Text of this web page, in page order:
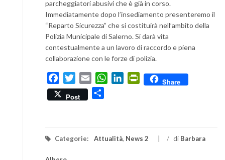
parcheggiatori abusivi che è già in corso.
Immediatamente dopo l’insediamento presenteremo il
“Reparto Sicurezza” che si costituirà nell’ambito della
Polizia Municipale di Salerno. Si darà vita
contestualmente a un lavoro di raccordo e piena
collaborazione con le forze di polizia.
FacebookTwitterEmail WhatsApp
LinkedInPrintFriendly
Share
Post
Categorie: Attualità, News 2 / di Barbara